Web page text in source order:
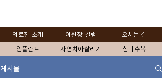
의료진 소개 이원장 칼럼
오시는 길
임플란트
자연치아살리기 심미수복
게시물